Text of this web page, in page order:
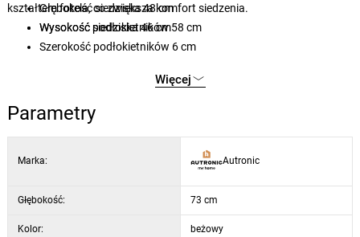
kształtem fotela, co zwiększa komfort siedzenia.
Głębokość siedziska48 cm
Wysokość siedziska46 cm
Wysokość podłokietników58 cm
Szerokość podłokietników 6 cm
Więcej
Parametry
Marka: Autronic
Głębokość: 73 cm
Kolor: beżowy